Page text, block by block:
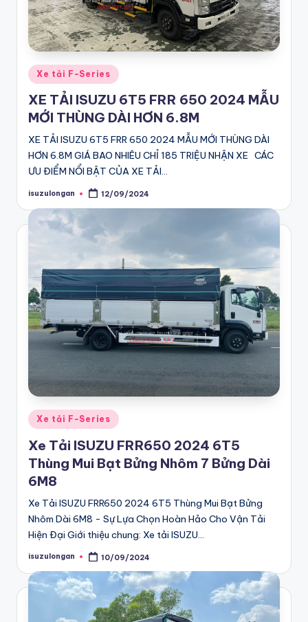
G
iá
R
ẻ
C
h
ín
h
H
ã
T
ạ
o
n
g
A
n
-
Đ
ạ
L
bán
tải
D-
Max
chính
hãng,
Xe
Du
lịch
MU-
X
Chính
tốt
nhất
Posted
in
Xe tải F-Series
XE TẢI ISUZU 6T5 FRR 650 2024 MẪU
MỚI THÙNG DÀI HƠN 6.8M
XE TẢI ISUZU 6T5 FRR 650 2024 MẪU MỚI THÙNG DÀI
HƠN 6.8M GIÁ BAO NHIÊU CHỈ 185 TRIỆU NHẬN XE CÁC
ƯU ĐIỂM NỔI BẬT CỦA XE TẢI…
Posted
isuzulongan 12/09/2024
Posted
in
Xe tải F-Series
Xe Tải ISUZU FRR650 2024 6T5
Thùng Mui Bạt Bửng Nhôm 7 Bửng Dài
6M8
Xe Tải ISUZU FRR650 2024 6T5 Thùng Mui Bạt Bửng
Nhôm Dài 6M8 - Sự Lựa Chọn Hoàn Hảo Cho Vận Tải
Hiện Đại Giới thiệu chung: Xe tải ISUZU…
Posted
isuzulongan 10/09/2024